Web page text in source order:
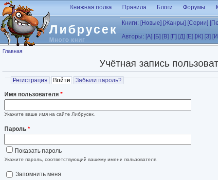
Перейти к основному содержанию
Либрусек
Много книг
Книжная полка Правила Блоги Форумы
Книги: [Новые] [Жанры] [Серии]
Авторы: [А] [Б] [В] [Г] [Д] [Е] [Ж] [З]
Вы здесь
Главная
Учётная запись
Главные вкладки
Регистрация Войти (активная вкладка)
Забыли пароль?
Имя пользователя *
Укажите ваше имя на сайте Либрусек.
Пароль *
Показать пароль
Укажите пароль, соответствующий вашему имени пользователя.
Запомнить меня